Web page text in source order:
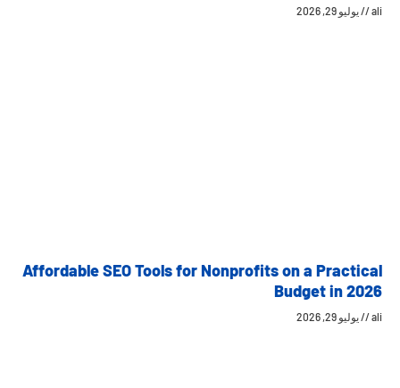
ali يوليو 29, 2026
Affordable SEO Tools for Nonprofits on a Practical
Budget in 2026
ali يوليو 29, 2026